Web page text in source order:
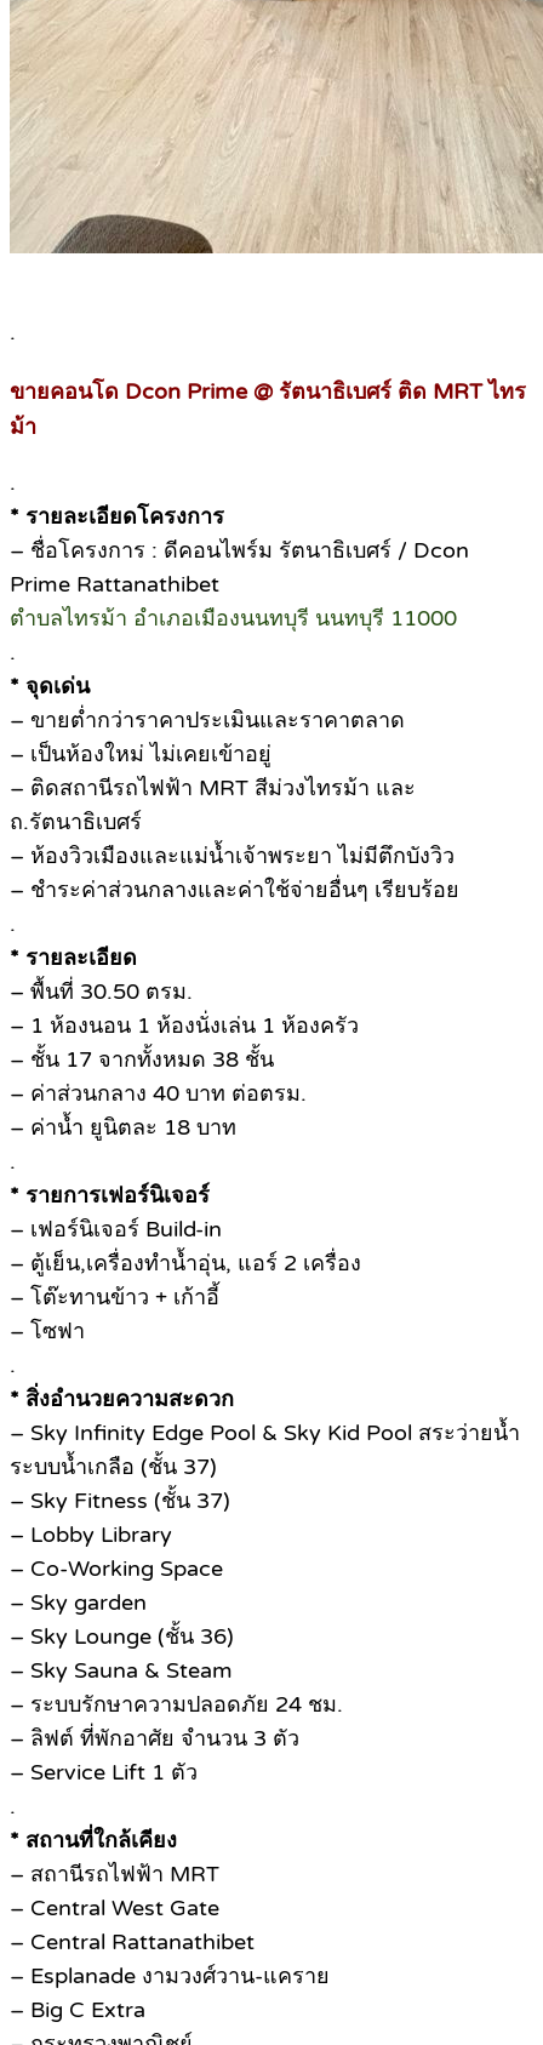
.
ขายคอนโด Dcon Prime @ รัตนาธิเบศร์ ติด MRT ไทร
ม้า
.
* รายละเอียดโครงการ
– ชื่อโครงการ : ดีคอนไพร์ม รัตนาธิเบศร์ / Dcon
Prime Rattanathibet
ตำบลไทรม้า อำเภอเมืองนนทบุรี นนทบุรี 11000
.
* จุดเด่น
– ขายต่ำกว่าราคาประเมินและราคาตลาด
– เป็นห้องใหม่ ไม่เคยเข้าอยู่
– ติดสถานีรถไฟฟ้า MRT สีม่วงไทรม้า และ
ถ.รัตนาธิเบศร์
– ห้องวิวเมืองและแม่น้ำเจ้าพระยา ไม่มีตึกบังวิว
– ชำระค่าส่วนกลางและค่าใช้จ่ายอื่นๆ เรียบร้อย
.
* รายละเอียด
– พื้นที่ 30.50 ตรม.
– 1 ห้องนอน 1 ห้องนั่งเล่น 1 ห้องครัว
– ชั้น 17 จากทั้งหมด 38 ชั้น
– ค่าส่วนกลาง 40 บาท ต่อตรม.
– ค่าน้ำ ยูนิตละ 18 บาท
.
* รายการเฟอร์นิเจอร์
– เฟอร์นิเจอร์ Build-in
– ตู้เย็น,เครื่องทำน้ำอุ่น, แอร์ 2 เครื่อง
– โต๊ะทานข้าว + เก้าอี้
– โซฟา
.
* สิ่งอำนวยความสะดวก
– Sky Infinity Edge Pool & Sky Kid Pool สระว่ายน้ำ
ระบบน้ำเกลือ (ชั้น 37)
– Sky Fitness (ชั้น 37)
– Lobby Library
– Co-Working Space
– Sky garden
– Sky Lounge (ชั้น 36)
– Sky Sauna & Steam
– ระบบรักษาความปลอดภัย 24 ชม.
– ลิฟต์ ที่พักอาศัย จำนวน 3 ตัว
– Service Lift 1 ตัว
.
* สถานที่ใกล้เคียง
– สถานีรถไฟฟ้า MRT
– Central West Gate
– Central Rattanathibet
– Esplanade งามวงศ์วาน-แคราย
– Big C Extra